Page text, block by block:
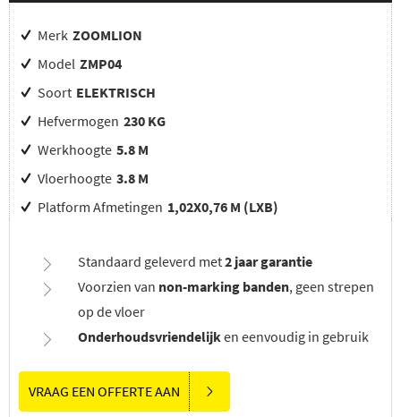
Merk ZOOMLION
Model ZMP04
Soort ELEKTRISCH
Hefvermogen 230 KG
Werkhoogte 5.8 M
Vloerhoogte 3.8 M
Platform Afmetingen 1,02X0,76 M (LXB)
Standaard geleverd met2 jaar garantie
Voorzien van non-marking banden, geen strepen
op de vloer
Onderhoudsvriendelijken eenvoudig in gebruik
VRAAG EEN OFFERTE AAN